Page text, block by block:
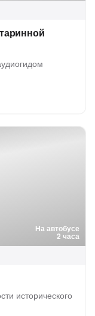
На автобусе
2 часа
исторического